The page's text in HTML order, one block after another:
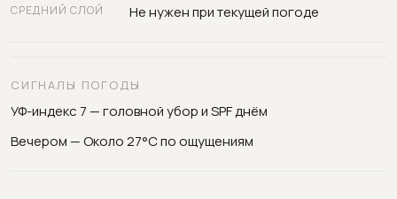
СРЕДНИЙ СЛОЙ Не нужен при текущей погоде
СИГНАЛЫ ПОГОДЫ
УФ-индекс 7 — головной убор и SPF днём
Вечером — Около 27°C по ощущениям